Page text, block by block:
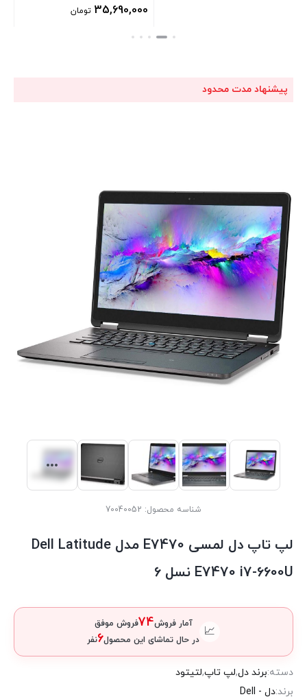
اصلی35,690,000 تومان
پیشنهاد مدت محدود
شناسه محصول: 70040052
لپ تاپ دل لمسی E7470 مدل Dell Latitude
E7470 i7-6600U نسل 6
📈
آمار فروش74فروش موفق
در حال تماشای این محصول6نفر
دسته:برند دل,لپ تاپ,لتیتود
برند:دل - Dell